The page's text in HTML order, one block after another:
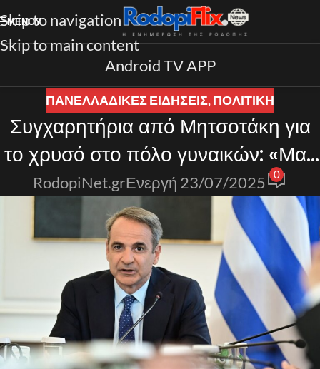
Skip to navigation
Skip to main content
ΜΕΝΟΎ
Android TV APP
ΠΑΝΕΛΛΑΔΙΚΈΣ ΕΙΔΉΣΕΙΣ,ΠΟΛΙΤΙΚΗ
Συγχαρητήρια από Μητσοτάκη για
το χρυσό στο πόλο γυναικών: «Μας
γεμίσατε χαρά και υπερηφάνεια!»
RodopiNet.grΕνεργή 23/07/2025 0